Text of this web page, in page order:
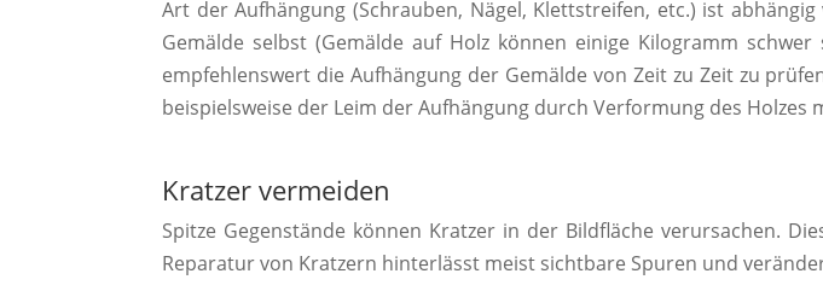
Art der Aufhängung (Schrauben, Nägel, Klettstreifen, etc.) ist
Gemälde selbst (Gemälde auf Holz können einige Kilogramm
empfehlenswert die Aufhängung der Gemälde von Zeit zu Zeit zu
beispielsweise der Leim der Aufhängung durch Verformung des Holzes
Kratzer vermeiden
Spitze Gegenstände können Kratzer in der Bildfläche verursachen.
Reparatur von Kratzern hinterlässt meist sichtbare Spuren und